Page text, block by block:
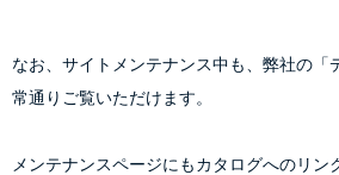
なお、サイトメンテナンス中も、弊社の「
常通りご覧いただけます。
メンテナンスページにもカタログへのリン